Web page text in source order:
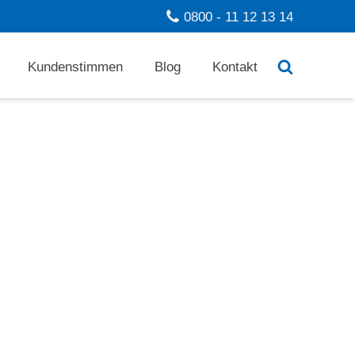
0800 - 11 12 13 14
Kundenstimmen Blog Kontakt